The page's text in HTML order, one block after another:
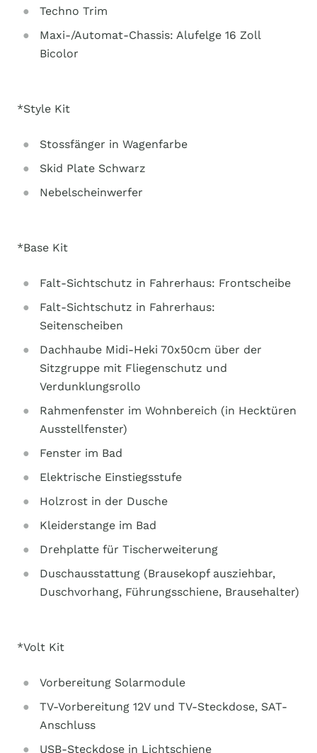
Techno Trim
Maxi-/Automat-Chassis: Alufelge 16 Zoll
Bicolor
*Style Kit
Stossfänger in Wagenfarbe
Skid Plate Schwarz
Nebelscheinwerfer
*Base Kit
Falt-Sichtschutz in Fahrerhaus: Frontscheibe
Falt-Sichtschutz in Fahrerhaus:
Seitenscheiben
Dachhaube Midi-Heki 70x50cm über der
Sitzgruppe mit Fliegenschutz und
Verdunklungsrollo
Rahmenfenster im Wohnbereich (in Hecktüren
Ausstellfenster)
Fenster im Bad
Elektrische Einstiegsstufe
Holzrost in der Dusche
Kleiderstange im Bad
Drehplatte für Tischerweiterung
Duschausstattung (Brausekopf ausziehbar,
Duschvorhang, Führungsschiene, Brausehalter)
*Volt Kit
Vorbereitung Solarmodule
TV-Vorbereitung 12V und TV-Steckdose, SAT-
Anschluss
USB-Steckdose in Lichtschiene